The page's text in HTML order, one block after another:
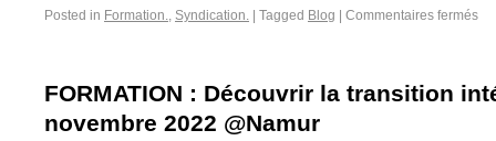
Posted in Formation., Syndication. Tagged Blog Commentaires fermés
FORMATION : Découvrir la transition
novembre 2022 @Namur